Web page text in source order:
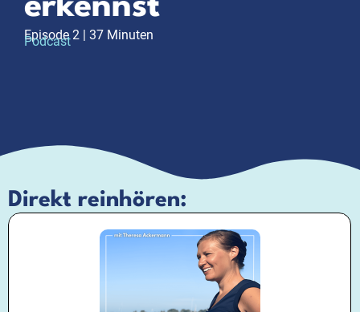
erkennst
Episode 2 | 37 Minuten
Podcast
Direkt reinhören: